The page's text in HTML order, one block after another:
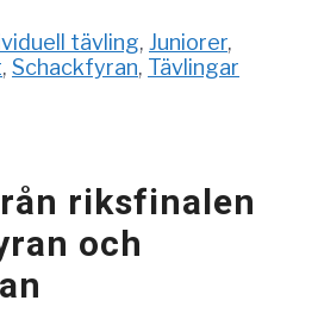
tävling, Juniorer,
, Schackfyran, Tävlingar
riksfinalen
och